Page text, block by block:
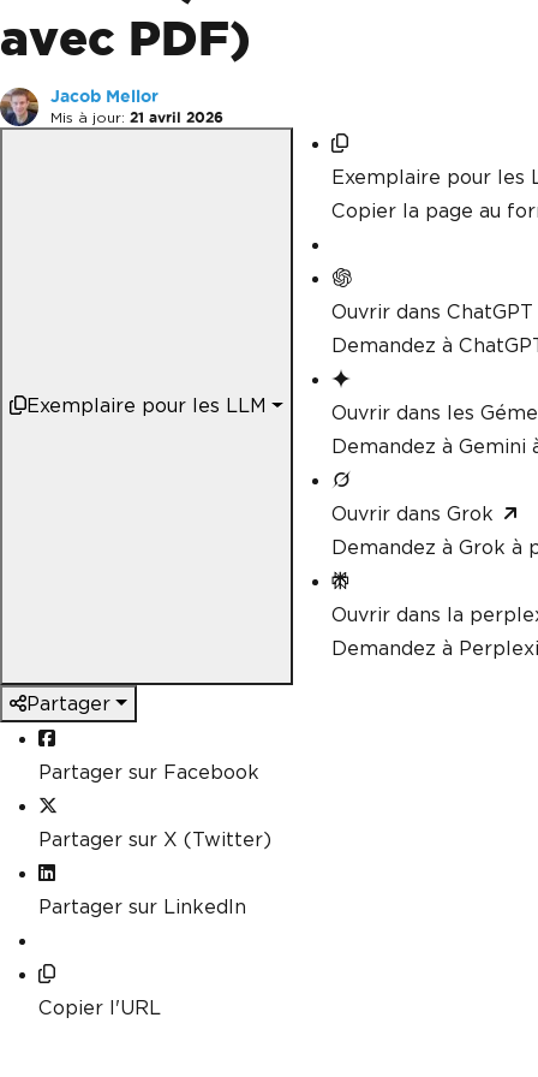
avec PDF)
Jacob Mellor
Mis à jour: 21 avril 2026
Exemplaire pour les LLM
Exemplaire pour les
Copier la page au
Ouvrir dans ChatGPT
Demandez à
Ouvrir dans les
Demandez à
Ouvrir dans Grok
Demandez à Grok à
Ouvrir dans la
Demandez à
Partager
Partager sur Facebook
Partager sur X (Twitter)
Partager sur LinkedIn
Copier l'URL